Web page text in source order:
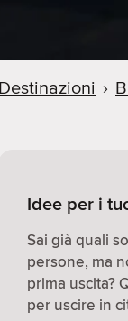
Destinazioni ›
Idee per i
Sai già quali
persone, ma
prima uscita?
per uscire in